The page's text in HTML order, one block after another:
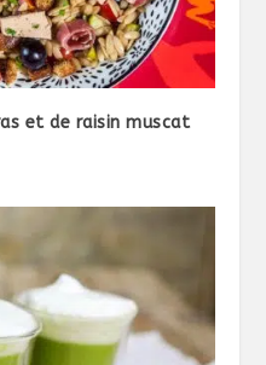
et de raisin muscat